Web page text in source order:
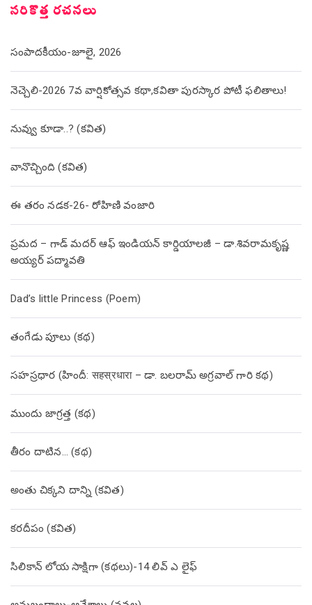
సరికొత్త రచనలు
సంపాదకీయం-జూలై, 2026
నెచ్చెలి-2026 7వ వార్షికోత్సవ కథా,కవితా పురస్కార పోటీ ఫలితాలు!
నువ్వు కూడా..? (కవిత)
వానొచ్చింది (కవిత)
ఈ తరం నడక-26- రోహిణి వంజారి
ప్రమద – గాడ్ మదర్ ఆఫ్ ఇండియన్ కార్డియాలజీ – డా.శివరామకృష్ణ
అయ్యర్ పద్మావతి
Dad’s little Princess (Poem)
తంగేడు పూలు (క‌థ‌)
సహస్రధార (హిందీ: सहस्रधारा – డా. బలరామ్ అగ్రవాల్ గారి కథ)
ముందు జాగ్రత్త (క‌థ‌)
తీరం దాటిన… (క‌థ‌)
అంతు చిక్కని దాన్ని (కవిత)
కరదీపం (కవిత)
సిలికాన్ లోయ సాక్షిగా (కథలు)-14 లివ్ ఎ లైఫ్